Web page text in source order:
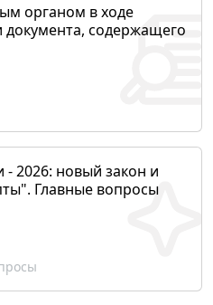
органом в ходе
содержащего
- 2026: новый закон и
Главные вопросы